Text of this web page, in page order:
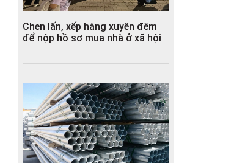
Chen lấn, xếp hàng xuyên đêm
để nộp hồ sơ mua nhà ở xã hội